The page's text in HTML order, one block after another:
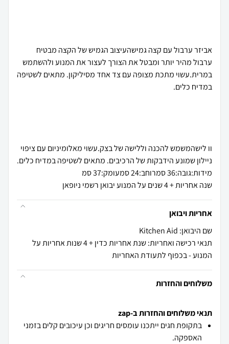
אביזר ערבול עם קצה גמישהעיצוב הגמיש של הקצה מבטיח
ערבול מהיר יותר ומבטל את הצורך לעצור את המנוע ולהשתמש
במרית.עשוי מתכת מצופה עם צד אחד מסיליקון. מתאים לשטיפה
וו לישהמשמש להכנה וללישה של בצק.עשוי מאלומיניום עם ציפוי
שנה אחריות + 4 שנים על המנוע יבואן רשמי ניופאן
אחריות ויבואן
שם היבואן: Kitchen Aid
תנאי רכישה ואחריות: שנת אחריות כדין + 4 שנות אחריות על
המנוע - בכפוף לתעודת האחריות
משלוחים והחזרות
תנאי משלוחים והחזרות ב-zap
בתקופת חגים ייתכנו עומסים חריגים וכן עיכובים קלים בזמני
האספקה.